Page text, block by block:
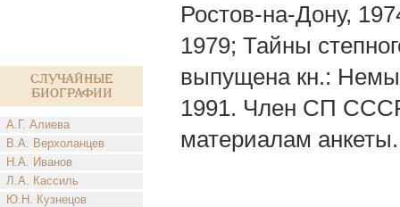
Случайные
биографии
А.Г. Алиева
В.А. Верхоланцев
Н.А. Иванов
Л.А. Кассиль
Ю.Н. Кузнецов
Ростов-на-Дону,
1979; Тайны
выпущена кн.:
1991. Член СП
материалам анкеты.